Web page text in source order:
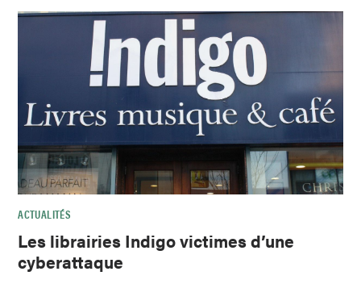
ACTUALITÉS
Les librairies Indigo victimes d’une
cyberattaque